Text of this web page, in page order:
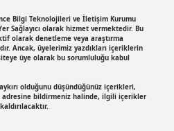
Bilgi Teknolojileri ve İletişim Kurumu
Sağlayıcı olarak hizmet vermektedir. Bu
olarak denetleme veya araştırma
Ancak, üyelerimiz yazdıkları içeriklerin
üye olarak bu sorumluluğu kabul
olduğunu düşündüğünüz içerikleri,
adresine bildirmeniz halinde, ilgili içerikler